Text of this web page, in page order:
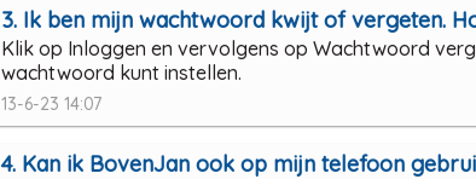
3. Ik ben mijn wachtwoord kwijt of vergeten.
Klik op Inloggen en vervolgens op Wachtwoord
wachtwoord kunt instellen.
13-6-23 14:07
4. Kan ik BovenJan ook op mijn telefoon